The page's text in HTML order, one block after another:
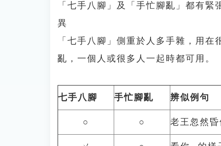
「七手八腳」及「手忙腳亂」都有緊
異
「七手八腳」側重於人多手雜，用
亂，一個人或很多人一起時都可用。
七手八腳 手忙腳亂 辨似例句
○ ○ 老王忽然